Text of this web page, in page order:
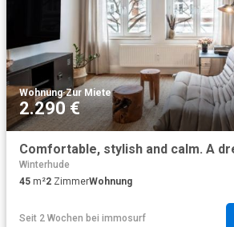
Wohnung·Zur Miete
2.290 €
Winterhude
45 m²2 ZimmerWohnung
Seit 2 Wochen bei immosurf